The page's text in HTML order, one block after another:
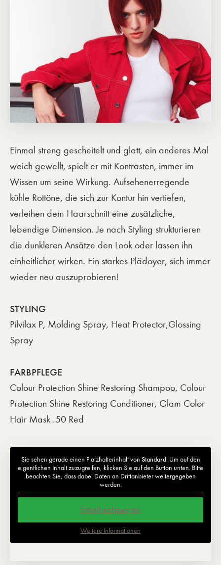
Einmal streng gescheitelt und glatt, ein anderes Mal
weich gewellt, spielt er mit Kontrasten, immer im
Wissen um seine Wirkung. Aufsehenerregende
kühle Rottöne, die sich zur Kontur hin vertiefen,
verleihen dem Haarschnitt eine zusätzliche,
lebendige Dimension. Je nach Styling strukturieren
die dunkleren Ansätze den Look oder lassen ihn
einheitlicher wirken. Ein starkes Plädoyer, sich immer
wieder neu auszuprobieren!
STYLING
Pilvilax P, Molding Spray, Heat Protector,Glossing
Spray
FARBPFLEGE
Colour Protection Shine Restoring Shampoo, Colour
Protection Shine Restoring Conditioner, Glam Color
Hair Mask .50 Red
Sie sehen gerade einen Platzhalterinhalt von Standard. Um auf den
eigentlichen Inhalt zuzugreifen, klicken Sie auf den Button unten. Bitte
beachten Sie, dass dabei Daten an Drittanbieter weitergegeben
werden.
Inhalt entsperren
Weitere Informationen